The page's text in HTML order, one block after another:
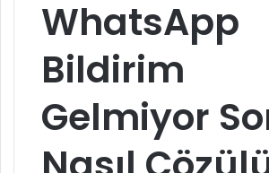
WhatsApp
Bildirim
Gelmiyor